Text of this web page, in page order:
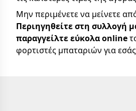
Μην περιμένετε να μείνετε
Περιηγηθείτε στη συλλογή
παραγγείλτε εύκολα online
φορτιστές μπαταριών για